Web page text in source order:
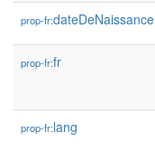
prop-fr:dateDeNaissance
prop-fr:fr
prop-fr:lang